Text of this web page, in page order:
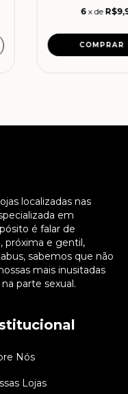
6 x de
localizadas nas
em
é falar de
próxima e gentil,
sabemos que não
mais inusitadas
parte sexual.
Nós
Lojas